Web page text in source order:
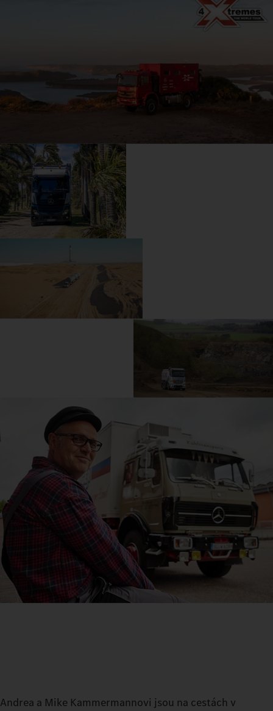
Andrea a Mike Kammermannovi jsou na cestách v